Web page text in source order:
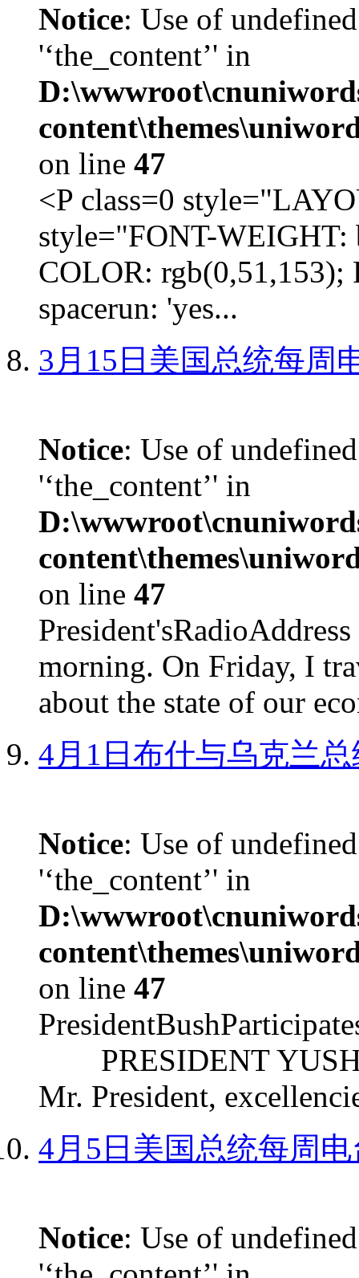
Notice: Use of
'‘the_content’' in
on line 47
<P class=0
style="FONT-
COLOR:
spacerun: 'yes...
3月15日美国总统每周
Notice: Use of
'‘the_content’' in
on line 47
morning. On Friday, I
about the state of our
4月1日布什与乌克兰
Notice: Use of
'‘the_content’' in
on line 47
PRESIDENT
Mr. President,
4月5日美国总统每周
Notice: Use of